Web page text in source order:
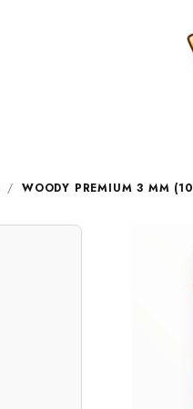
/ WOODY PREMIUM 3 MM